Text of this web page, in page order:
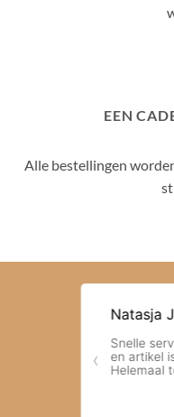
EEN
Alle bestellingen